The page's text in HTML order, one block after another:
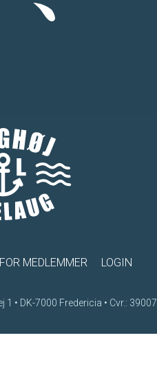
MEDLEMMER LOGIN
• DK-7000 Fredericia • Cvr.: